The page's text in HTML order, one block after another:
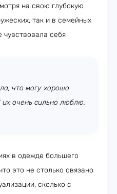
на свою глубокую
так и в семейных
чувствовала себя
что могу хорошо
очень сильно люблю.
в одежде большего
это не столько связано
сколько с